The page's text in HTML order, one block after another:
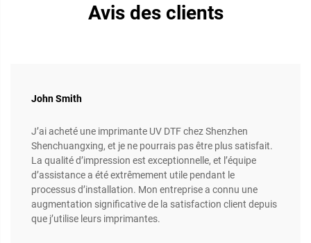
Avis des clients
John Smith
J’ai acheté une imprimante UV DTF chez Shenzhen
Shenchuangxing, et je ne pourrais pas être plus satisfait.
La qualité d’impression est exceptionnelle, et l’équipe
d’assistance a été extrêmement utile pendant le
processus d’installation. Mon entreprise a connu une
augmentation significative de la satisfaction client depuis
que j’utilise leurs imprimantes.